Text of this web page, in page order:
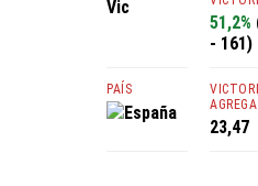
Vic
PAÍS
España
51,2%
- 161)
23,47